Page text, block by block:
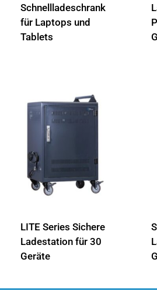
Schnellladeschrank
für Laptops und
Tablets
LITE Series Sichere
Ladestation für 30
Geräte